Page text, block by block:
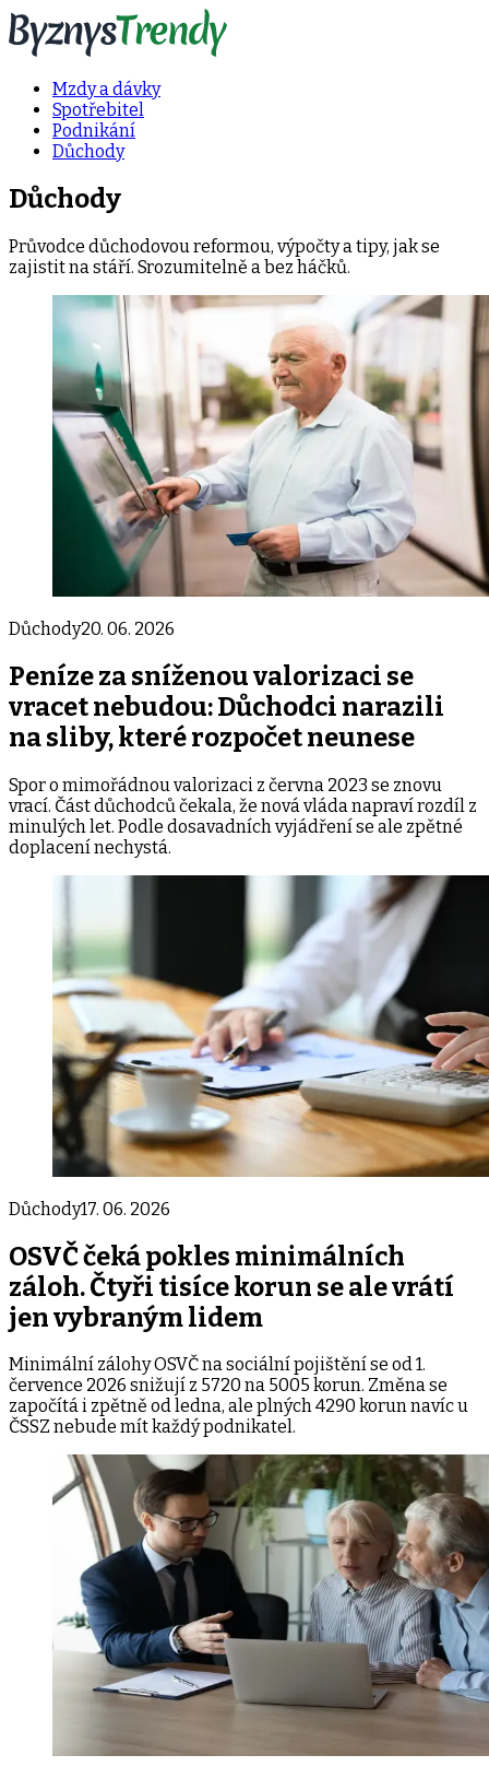
Mzdy a dávky
Spotřebitel
Podnikání
Důchody
Důchody
Průvodce důchodovou reformou, výpočty a tipy, jak se
zajistit na stáří. Srozumitelně a bez háčků.
Důchody20. 06. 2026
Peníze za sníženou valorizaci se
vracet nebudou: Důchodci narazili
na sliby, které rozpočet neunese
Spor o mimořádnou valorizaci z června 2023 se znovu
vrací. Část důchodců čekala, že nová vláda napraví rozdíl z
minulých let. Podle dosavadních vyjádření se ale zpětné
doplacení nechystá.
Důchody17. 06. 2026
OSVČ čeká pokles minimálních
záloh. Čtyři tisíce korun se ale vrátí
jen vybraným lidem
Minimální zálohy OSVČ na sociální pojištění se od 1.
července 2026 snižují z 5720 na 5005 korun. Změna se
započítá i zpětně od ledna, ale plných 4290 korun navíc u
ČSSZ nebude mít každý podnikatel.